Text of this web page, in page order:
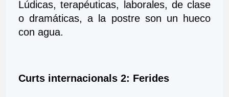
Lúdicas, terapéuticas, laborales, de clase
o dramáticas, a la postre son un hueco
con agua.
Curts internacionals 2: Ferides